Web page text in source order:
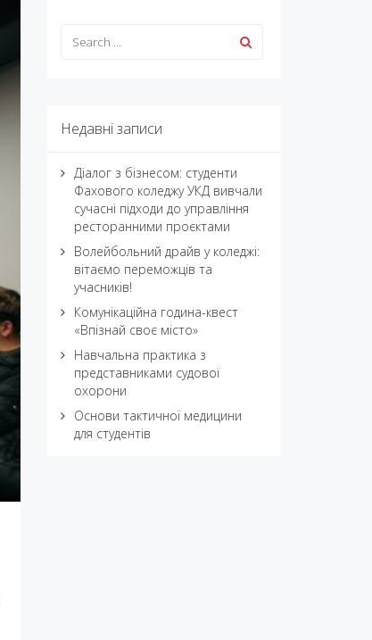
Недавні записи
Діалог з бізнесом: студенти
Фахового коледжу УКД вивчали
сучасні підходи до управління
ресторанними проєктами
Волейбольний драйв у коледжі:
вітаємо переможців та
учасників!
Комунікаційна година-квест
«Впізнай своє місто»
Навчальна практика з
представниками судової
охорони
Основи тактичної медицини
для студентів